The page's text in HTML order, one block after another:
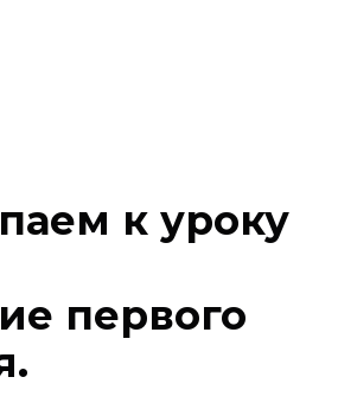
к уроку
первого